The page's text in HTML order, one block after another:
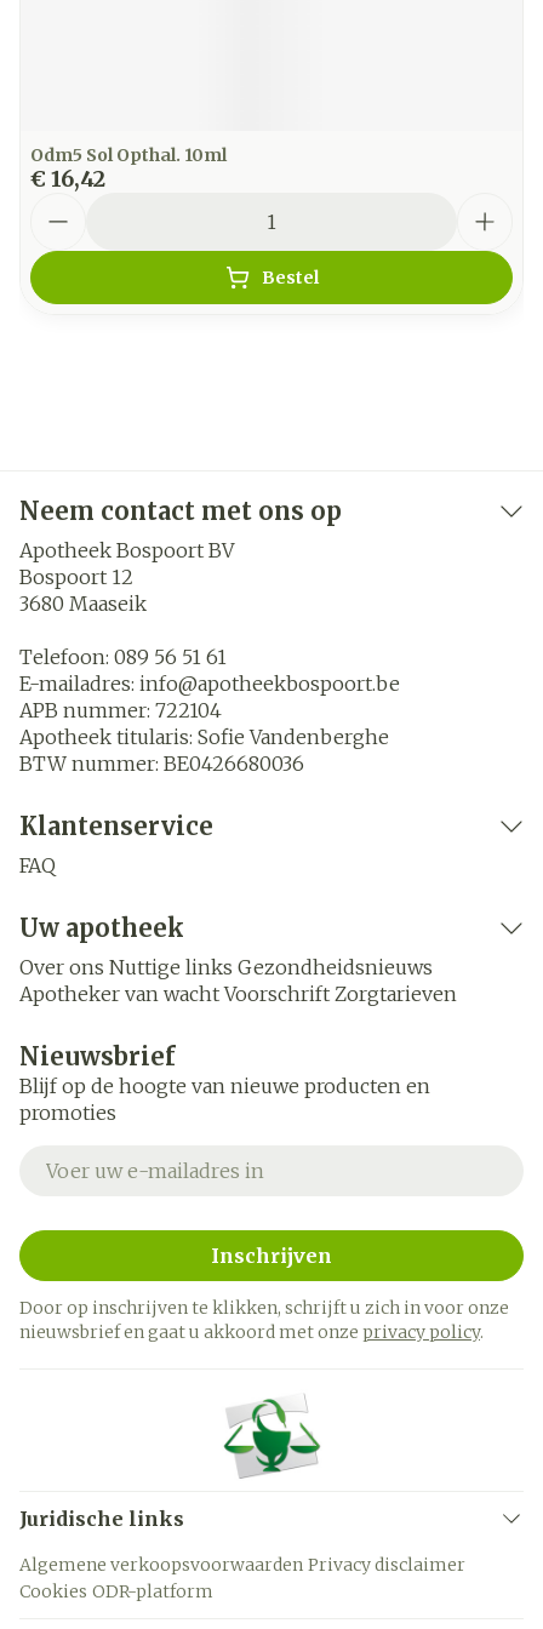
Odm5 Sol Opthal. 10ml
€ 16,42
Bestel
Neem contact met ons op
Apotheek Bospoort BV
Bospoort 12
3680 Maaseik
Telefoon: 089 56 51 61
E-mailadres: info@apotheekbospoort.be
APB nummer: 722104
Apotheek titularis: Sofie Vandenberghe
BTW nummer: BE0426680036
Klantenservice
FAQ
Uw apotheek
Over ons Nuttige links Gezondheidsnieuws
Apotheker van wacht Voorschrift Zorgtarieven
Nieuwsbrief
Blijf op de hoogte van nieuwe producten en
promoties
Inschrijven
Door op inschrijven te klikken, schrijft u zich in voor onze
nieuwsbrief en gaat u akkoord met onze privacy policy.
Juridische links
Algemene verkoopsvoorwaarden Privacy disclaimer
Cookies ODR-platform